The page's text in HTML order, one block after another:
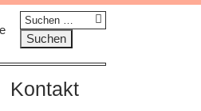
Suchen
nach:
Kontakt